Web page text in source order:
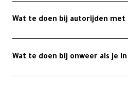
Wat te doen bij autorijden met
Wat te doen bij onweer als je